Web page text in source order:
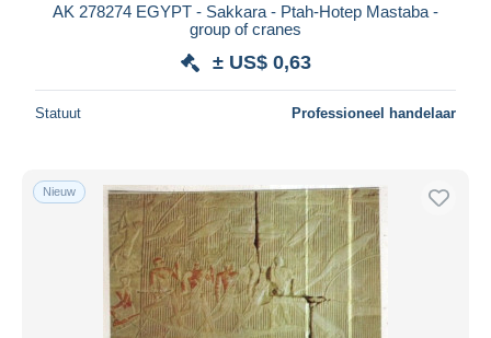
AK 278274 EGYPT - Sakkara - Ptah-Hotep Mastaba -
group of cranes
± US$ 0,63
Statuut Professioneel handelaar
Nieuw